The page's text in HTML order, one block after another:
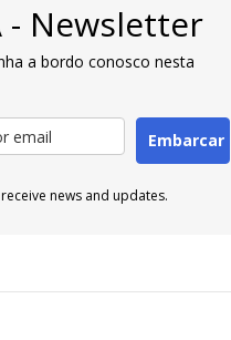
- Newsletter
a bordo conosco nesta
Embarcar
news and updates.